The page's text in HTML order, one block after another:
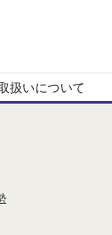
扱いについて